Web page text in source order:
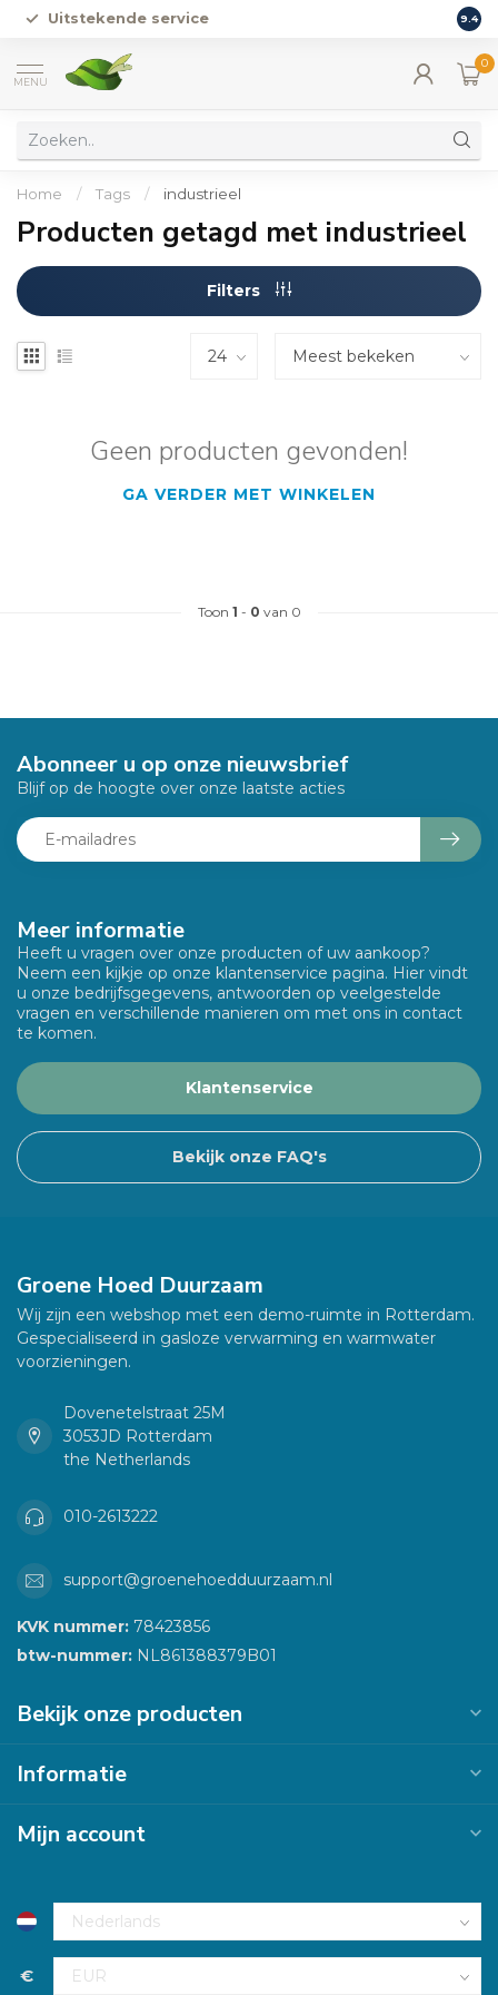
Uitstekende service 9.4
MENU
0
Home / Tags / industrieel
Producten getagd met industrieel
Filters
Geen producten gevonden!
GA VERDER MET WINKELEN
Toon 1 - 0 van 0
Meer informatie
Heeft u vragen over onze producten of uw aankoop?
Neem een kijkje op onze klantenservice pagina. Hier vindt
u onze bedrijfsgegevens, antwoorden op veelgestelde
vragen en verschillende manieren om met ons in contact
te komen.
Klantenservice
Bekijk onze FAQ's
Abonneer u op onze nieuwsbrief
Blijf op de hoogte over onze laatste acties
Groene Hoed Duurzaam
Wij zijn een webshop met een demo-ruimte in Rotterdam.
Gespecialiseerd in gasloze verwarming en warmwater
voorzieningen.
Dovenetelstraat 25M
3053JD Rotterdam
the Netherlands
010-2613222
support@groenehoedduurzaam.nl
KVK nummer: 78423856
btw-nummer: NL861388379B01
Bekijk onze producten
Informatie
Mijn account
€